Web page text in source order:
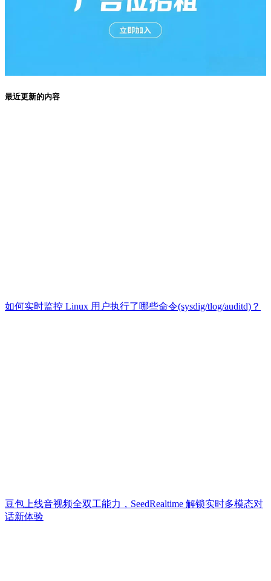
最近更新的内容
如何实时监控 Linux 用户执行了哪些命令(sysdig/tlog/auditd)？
豆包上线音视频全双工能力，SeedRealtime 解锁实时多模态对
话新体验